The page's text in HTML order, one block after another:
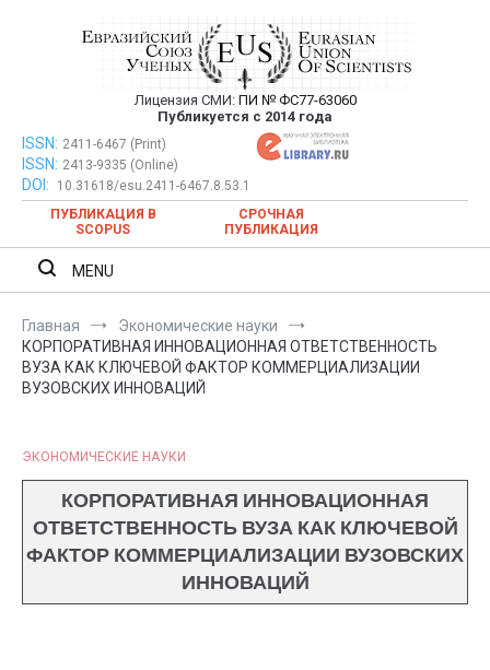
Евразийский Союз Ученых —
публикация научных статей в
ежемесячном научном журнале
Лицензия СМИ: ПИ № ФС77-63060
Публикуется с 2014 года
Евразийский Союз Ученых — публикация научных статей в
ежемесячном научном журнале
ISSN: 2411-6467 (Print)
ISSN: 2413-9335 (Online)
DOI:
10.31618/esu.2411-6467.8.53.1
ПУБЛИКАЦИЯ В
SCOPUS
СРОЧНАЯ
ПУБЛИКАЦИЯ
MENU
Главная
Экономические науки
КОРПОРАТИВНАЯ ИННОВАЦИОННАЯ ОТВЕТСТВЕННОСТЬ
ВУЗА КАК КЛЮЧЕВОЙ ФАКТОР КОММЕРЦИАЛИЗАЦИИ
ВУЗОВСКИХ ИННОВАЦИЙ
ЭКОНОМИЧЕСКИЕ НАУКИ
КОРПОРАТИВНАЯ ИННОВАЦИОННАЯ
ОТВЕТСТВЕННОСТЬ ВУЗА КАК КЛЮЧЕВОЙ
ФАКТОР КОММЕРЦИАЛИЗАЦИИ ВУЗОВСКИХ
ИННОВАЦИЙ